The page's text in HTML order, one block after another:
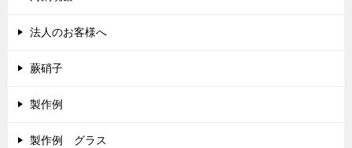
法人のお客様へ
蕨硝子
製作例
製作例 グラス